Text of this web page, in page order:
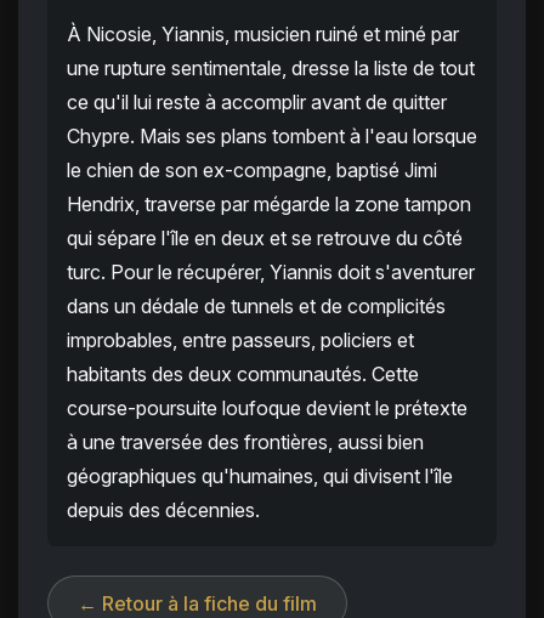
À Nicosie, Yiannis, musicien ruiné et miné par
une rupture sentimentale, dresse la liste de tout
ce qu'il lui reste à accomplir avant de quitter
Chypre. Mais ses plans tombent à l'eau lorsque
le chien de son ex-compagne, baptisé Jimi
Hendrix, traverse par mégarde la zone tampon
qui sépare l'île en deux et se retrouve du côté
turc. Pour le récupérer, Yiannis doit s'aventurer
dans un dédale de tunnels et de complicités
improbables, entre passeurs, policiers et
habitants des deux communautés. Cette
course-poursuite loufoque devient le prétexte
à une traversée des frontières, aussi bien
géographiques qu'humaines, qui divisent l'île
depuis des décennies.
← Retour à la fiche du film